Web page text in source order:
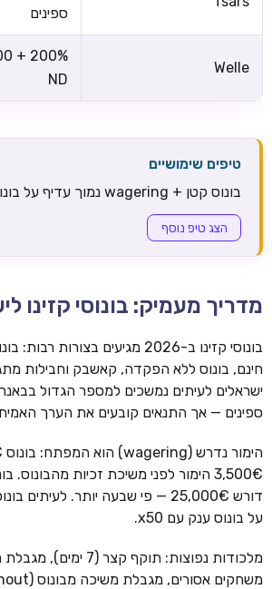
ספינים
Welle
ND
טיפים שימושיים
בונוס קטן + wagering נמוך עדיף על בונוס ענק + x50.
הצג טיפ נוסף
מדריך מעמיק: בונוסי קזינו
בונוסי קזינו ב-2026 מגיעים
חינם, בונוס ללא הפקדה, קאשבק וחבילות
ספינים — אך התנאים קובעים את הערך
על בונוס ענק עם x50.